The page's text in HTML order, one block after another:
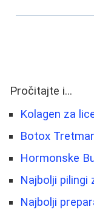
Pročitajte i...
Kolagen za
Botox
Hormonske
Najbolji pilingi
Najbolji